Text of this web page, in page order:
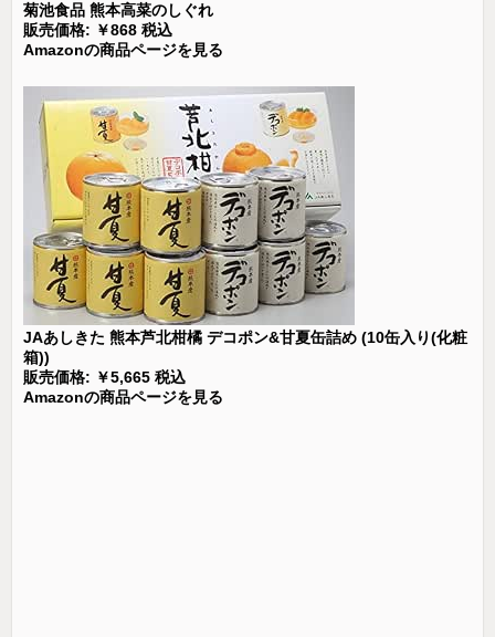
菊池食品 熊本高菜のしぐれ
販売価格: ￥868 税込
Amazonの商品ページを見る
JAあしきた 熊本芦北柑橘 デコポン&甘夏缶詰め (10缶入り(化粧
箱))
販売価格: ￥5,665 税込
Amazonの商品ページを見る